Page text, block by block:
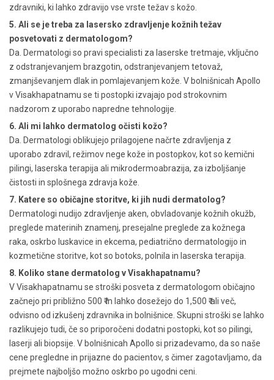
zdravniki, ki lahko zdravijo vse vrste težav s kožo.
5. Ali se je treba za lasersko zdravljenje kožnih težav
posvetovati z dermatologom?
Da. Dermatologi so pravi specialisti za laserske tretmaje, vključno
z odstranjevanjem brazgotin, odstranjevanjem tetovaž,
zmanjševanjem dlak in pomlajevanjem kože. V bolnišnicah Apollo
v Visakhapatnamu se ti postopki izvajajo pod strokovnim
nadzorom z uporabo napredne tehnologije.
6. Ali mi lahko dermatolog očisti kožo?
Da. Dermatologi oblikujejo prilagojene načrte zdravljenja z
uporabo zdravil, režimov nege kože in postopkov, kot so kemični
pilingi, laserska terapija ali mikrodermoabrazija, za izboljšanje
čistosti in splošnega zdravja kože.
7. Katere so običajne storitve, ki jih nudi dermatolog?
Dermatologi nudijo zdravljenje aken, obvladovanje kožnih okužb,
preglede materinih znamenj, presejalne preglede za kožnega
raka, oskrbo luskavice in ekcema, pediatrično dermatologijo in
kozmetične storitve, kot so botoks, polnila in laserska terapija.
8. Koliko stane dermatolog v Visakhapatnamu?
V Visakhapatnamu se stroški posveta z dermatologom običajno
začnejo pri približno 500 ₹ in lahko dosežejo do 1,500 ₹ ali več,
odvisno od izkušenj zdravnika in bolnišnice. Skupni stroški se lahko
razlikujejo tudi, če so priporočeni dodatni postopki, kot so pilingi,
laserji ali biopsije. V bolnišnicah Apollo si prizadevamo, da so naše
cene pregledne in prijazne do pacientov, s čimer zagotavljamo, da
prejmete najboljšo možno oskrbo po ugodni ceni.